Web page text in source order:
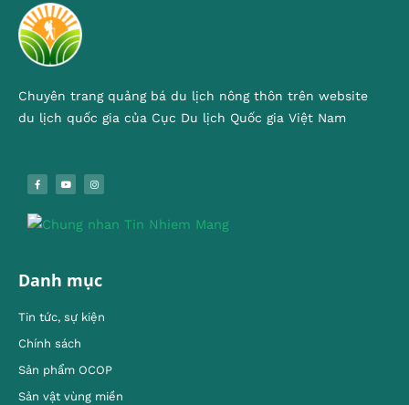
Chuyên trang quảng bá du lịch nông thôn trên website
du lịch quốc gia của Cục Du lịch Quốc gia Việt Nam
Danh mục
Tin tức, sự kiện
Chính sách
Sản phẩm OCOP
Sản vật vùng miền